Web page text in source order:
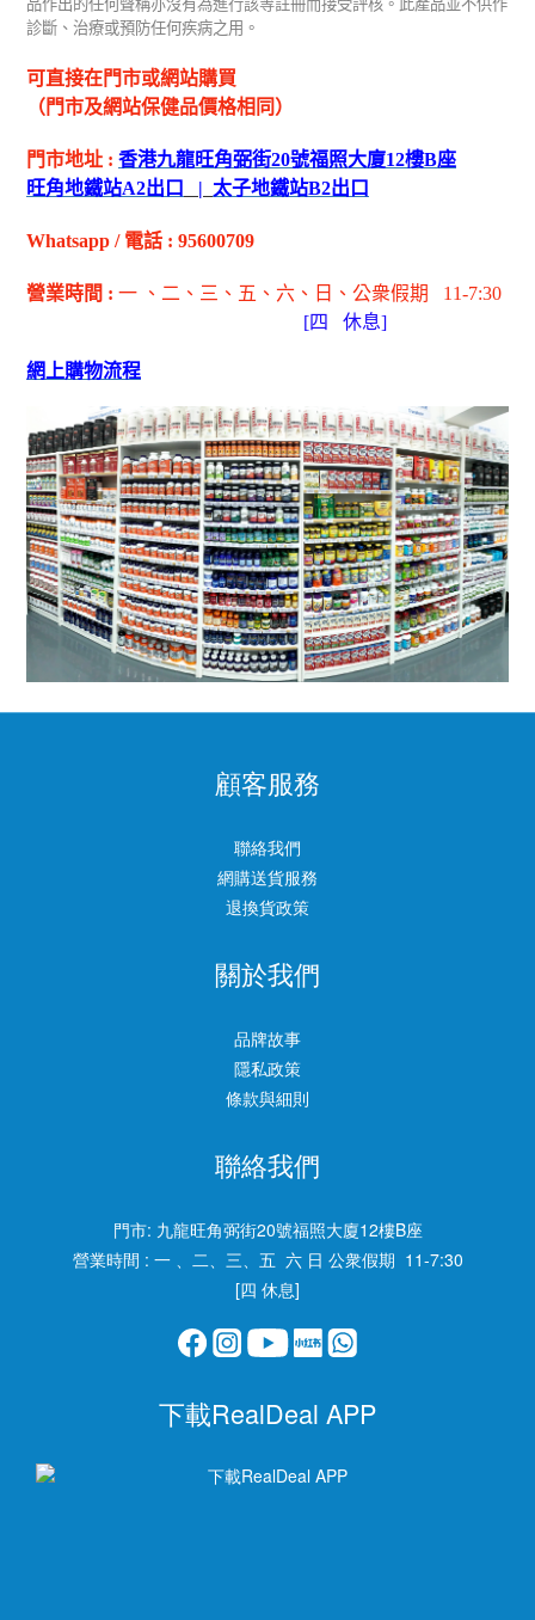
品作出的任何聲稱亦沒有為進行該等註冊而接受評核。此產品並不供作
診斷、治療或預防任何疾病之用。
可直接在門市或網站購買
（門市及網站保健品價格相同）
門市地址 : 香港九龍旺角弼街20號福照大廈12樓B座
旺角地鐵站A2出 口 | 太子地鐵站B2出 口
Whatsapp / 電話 : 95600709
營業時間 : 一 、二、三、五 、六 、日 、公衆假期
11-7:30
[四 休息]
網上購物流程
顧客服務
聯絡我們
網購送貨服務
退換貨政策
關於我們
品牌故事
隱私政策
條款與細則
聯絡我們
門市: 九龍旺角弼街20號福照大廈12樓B座
營業時間 : 一 、二、三、五 六 日 公衆假期 11-7:30
[四 休息]
下載RealDeal APP